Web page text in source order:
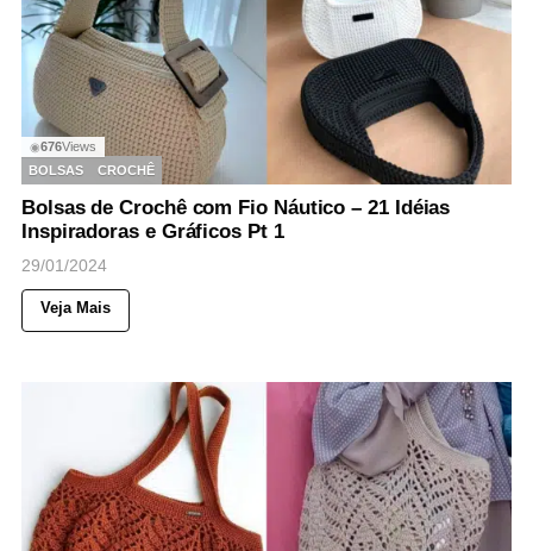
◉676Views
BOLSAS
CROCHÊ
Bolsas de Crochê com Fio Náutico – 21 Idéias
Inspiradoras e Gráficos Pt 1
29/01/2024
Veja Mais